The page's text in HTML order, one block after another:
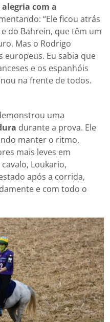
alegria com a
“Ele ficou atrás
do Bahrein, que têm um
Mas o Rodrigo
Eu sabia que
e os espanhóis
na frente de todos.
uma
durante a prova. Ele
manter o ritmo,
mais leves em
Loukario,
após a corrida,
e com todo o